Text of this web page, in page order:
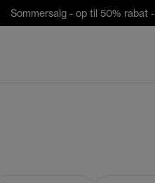
Sommersalg - op til 50% rabat -